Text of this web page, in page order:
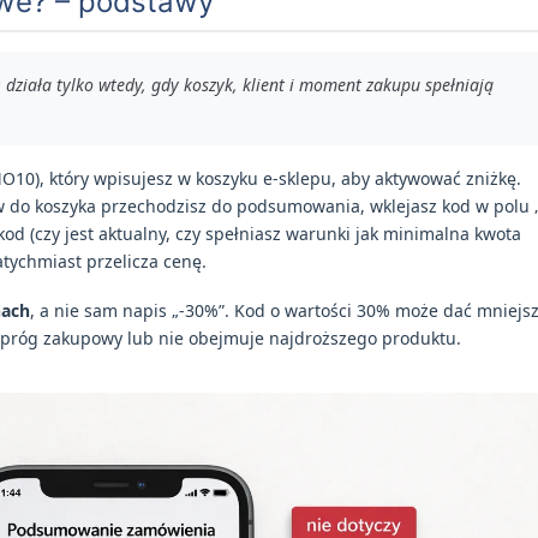
tylko wtedy, gdy koszyk, klient i moment zakupu spełniają
który wpisujesz w koszyku e-sklepu, aby aktywować zniżkę.
koszyka przechodzisz do podsumowania, wklejasz kod w polu
(czy jest aktualny, czy spełniasz warunki jak minimalna kwota
przelicza cenę.
, a nie sam napis „-30%”. Kod o wartości 30% może dać
zakupowy lub nie obejmuje najdroższego produktu.